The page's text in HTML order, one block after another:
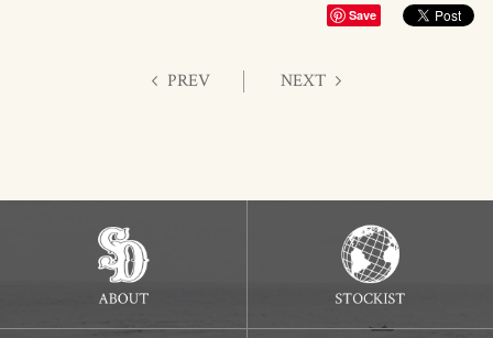
Save
PREV NEXT